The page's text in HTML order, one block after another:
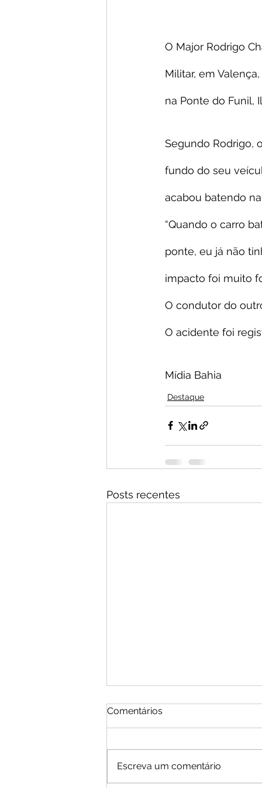
O Major Rodrigo
Militar, em
na Ponte do Funil,
Segundo Rodrigo,
fundo do seu
acabou batendo
“Quando o carro
ponte, eu já não
impacto foi muito
O condutor do
O acidente foi
Mídia Bahia
Destaque
Posts recentes
Comentários
Escreva um comentário